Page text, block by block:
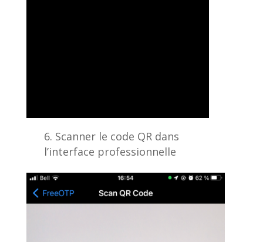
Scanner le code QR dans
l’interface professionnelle